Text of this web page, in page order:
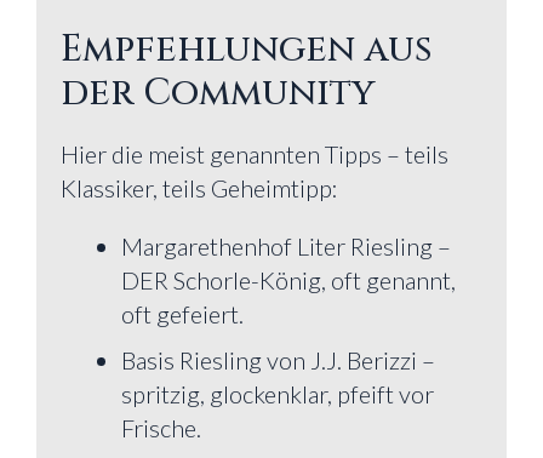
Empfehlungen aus
der Community
Hier die meist genannten Tipps – teils
Klassiker, teils Geheimtipp:
Margarethenhof Liter Riesling –
DER Schorle-König, oft genannt,
oft gefeiert.
Basis Riesling von J.J. Berizzi –
spritzig, glockenklar, pfeift vor
Frische.